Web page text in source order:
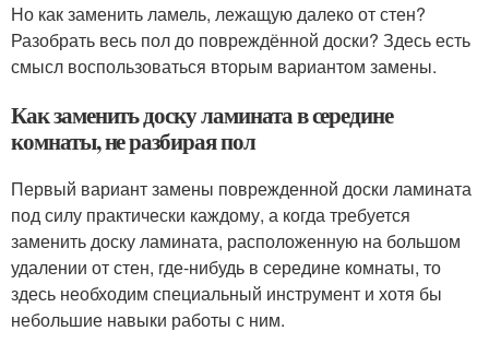
Но как заменить ламель, лежащую далеко от стен?
Разобрать весь пол до повреждённой доски? Здесь есть
смысл воспользоваться вторым вариантом замены.
Как заменить доску ламината в середине
комнаты, не разбирая пол
Первый вариант замены поврежденной доски ламината
под силу практически каждому, а когда требуется
заменить доску ламината, расположенную на большом
удалении от стен, где-нибудь в середине комнаты, то
здесь необходим специальный инструмент и хотя бы
небольшие навыки работы с ним.